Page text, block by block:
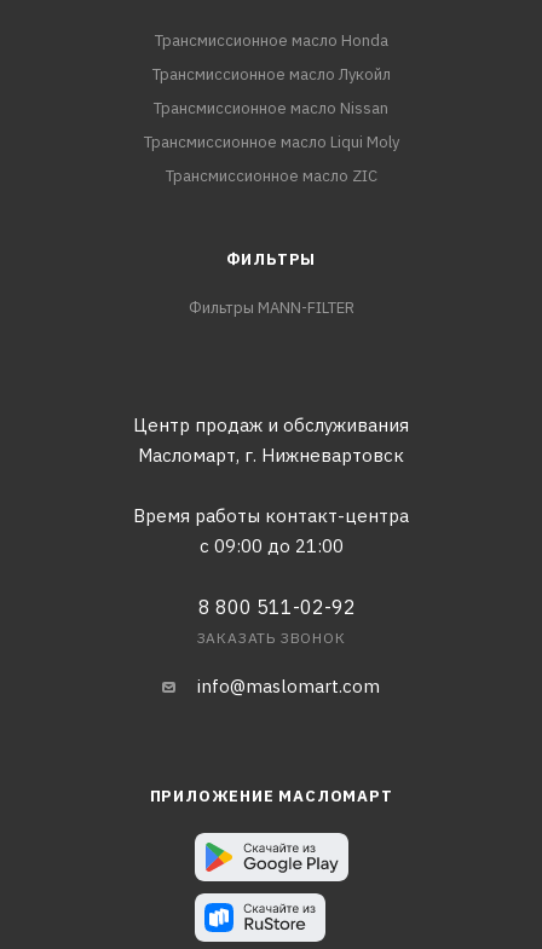
Трансмиссионное масло Honda
Трансмиссионное масло Лукойл
Трансмиссионное масло Nissan
Трансмиссионное масло Liqui Moly
Трансмиссионное масло ZIC
ФИЛЬТРЫ
Фильтры MANN-FILTER
Центр продаж и обслуживания
Масломарт, г. Нижневартовск
Время работы контакт-центра
с 09:00 до 21:00
8 800 511-02-92
ЗАКАЗАТЬ ЗВОНОК
info@maslomart.com
ПРИЛОЖЕНИЕ МАСЛОМАРТ